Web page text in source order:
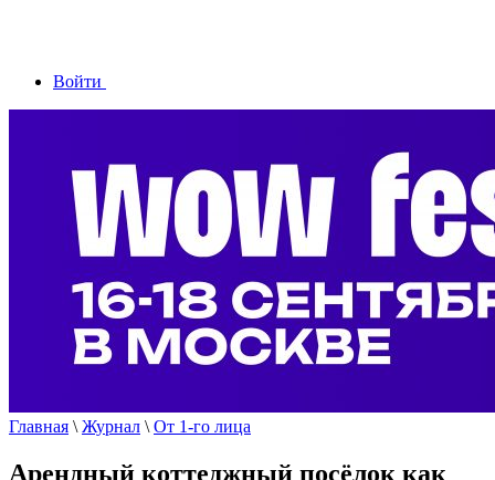
Войти
Главная \ Журнал \ От 1-го лица
Арендный коттеджный посёлок как